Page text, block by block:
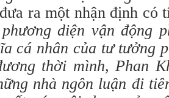
ra một nhận định có
diện vận động
cá nhân của tư tưởng
thời mình, Phan
nhà ngôn luận đi